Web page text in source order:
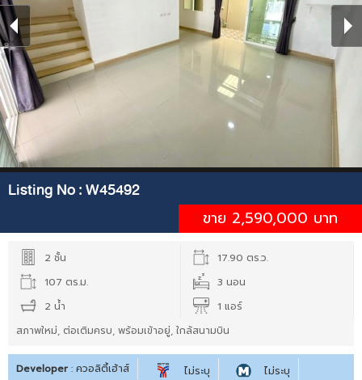
Listing No :W45492
ขาย 2,590,000 บาท
2 ชั้น
17.90 ตร.ว.
107 ตร.ม.
3 นอน
2 น้ำ
1 แอร์
สภาพใหม่, ต่อเติมครบ, พร้อมเข้าอยู่, ใกล้สนามบิน
Developer : ควอลิตี้เฮ้าส์ ไม่ระบุ
ไม่ระบุ